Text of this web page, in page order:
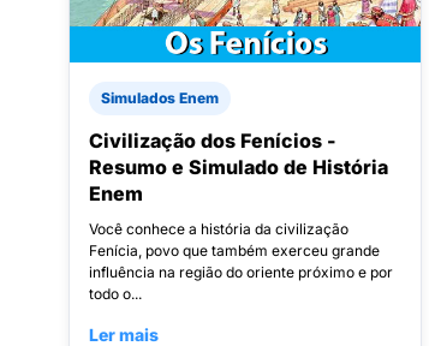
Simulados Enem
Civilização dos Fenícios -
Resumo e Simulado de História
Enem
Você conhece a história da civilização
Fenícia, povo que também exerceu grande
influência na região do oriente próximo e por
todo o...
Ler mais